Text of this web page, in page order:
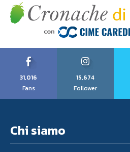
31,016
Fans
15,674
Follower
Chi siamo